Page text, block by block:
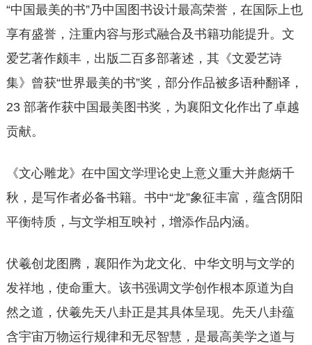
“中国最美的书”乃中国图书设计最高荣誉，在国际上也
享有盛誉，注重内容与形式融合及书籍功能提升。文
爱艺著作颇丰，出版二百多部著述，其《文爱艺诗
集》曾获“世界最美的书”奖，部分作品被多语种翻译，
23 部著作获中国最美图书奖，为襄阳文化作出了卓越
贡献。
《文心雕龙》在中国文学理论史上意义重大并彪炳千
秋，是写作者必备书籍。书中“龙”象征丰富，蕴含阴阳
平衡特质，与文学相互映衬，增添作品内涵。
伏羲创龙图腾，襄阳作为龙文化、中华文明与文学的
发祥地，使命重大。该书强调文学创作根本原道为自
然之道，伏羲先天八卦正是其具体呈现。先天八卦蕴
含宇宙万物运行规律和无尽智慧，是最高美学之道与